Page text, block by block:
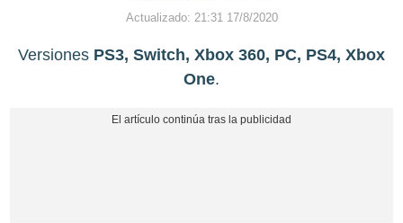
Actualizado: 21:31 17/8/2020
Versiones PS3, Switch, Xbox 360, PC, PS4, Xbox
One.